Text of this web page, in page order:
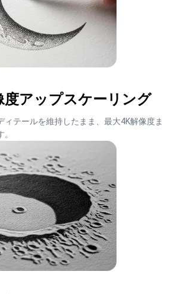
度アップスケーリング
ィテールを維持したまま、最大4K解像度ま